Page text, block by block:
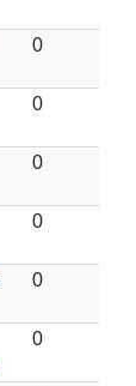
0
0
0
0
0
0